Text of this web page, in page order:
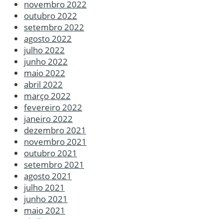
novembro 2022
outubro 2022
setembro 2022
agosto 2022
julho 2022
junho 2022
maio 2022
abril 2022
março 2022
fevereiro 2022
janeiro 2022
dezembro 2021
novembro 2021
outubro 2021
setembro 2021
agosto 2021
julho 2021
junho 2021
maio 2021